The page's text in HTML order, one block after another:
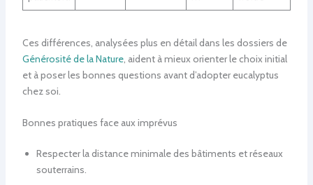
Ces différences, analysées plus en détail dans les dossiers de
Générosité de la Nature, aident à mieux orienter le choix initial
et à poser les bonnes questions avant d’adopter eucalyptus
chez soi.
Bonnes pratiques face aux imprévus
Respecter la distance minimale des bâtiments et réseaux
souterrains.